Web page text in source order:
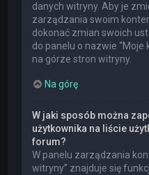
danych witryny. Aby je
zarządzania swoim
dokonać zmian swoich
do panelu o nazwie “Moje
na górze stron witryny.
Na górę
W jaki sposób można
użytkownika na liście
forum?
W panelu zarządzania
witryny” znajduje się